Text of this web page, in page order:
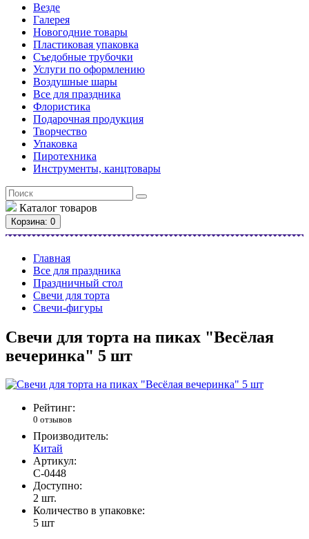
Везде
Галерея
Новогодние товары
Пластиковая упаковка
Съедобные трубочки
Услуги по оформлению
Воздушные шары
Все для праздника
Флористика
Подарочная продукция
Творчество
Упаковка
Пиротехника
Инструменты, канцтовары
Каталог товаров
Корзина: 0
Главная
Все для праздника
Праздничный стол
Свечи для торта
Свечи-фигуры
Свечи для торта на пиках "Весёлая
вечеринка" 5 шт
Рейтинг:
0 отзывов
Производитель:
Китай
Артикул:
С-0448
Доступно:
2 шт.
Количество в упаковке:
5 шт